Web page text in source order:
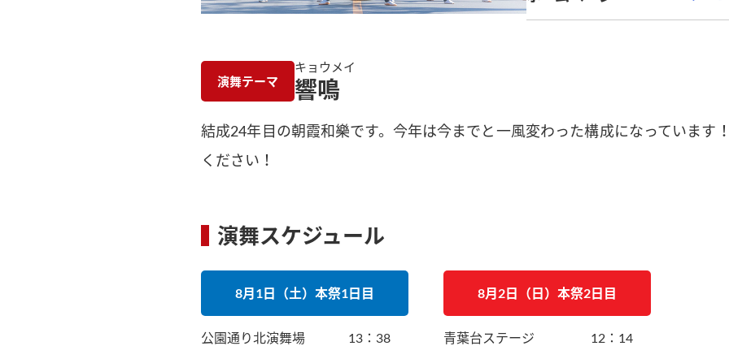
演舞テーマ
キョウメイ
響鳴
結成24年目の朝霞和樂です。今年は今までと一風変わった構成になっています
ください！
演舞スケジュール
8月1日（土）本祭1日目
公園通り北演舞場 13：38
8月2日（日）本祭2日目
青葉台ステージ 12：14